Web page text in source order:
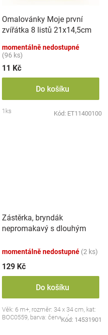
Omalovánky Moje první
zvířátka 8 listů 21x14,5cm
momentálně nedostupné
(96 ks)
11 Kč
Do košíku
1ks Kód: ET11400100
Zástěrka, bryndák
nepromakavý s dlouhým
momentálně nedostupné (2 ks)
129 Kč
Do košíku
Věk: 6 m+, rozměr: 34 x 34 cm, kat:
BOC0559, barva: červená
Kód: 14531901